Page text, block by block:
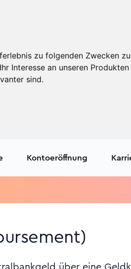
zu folgenden Zwecken
Interesse an unseren
sind.
Kontoeröffnung
über eine